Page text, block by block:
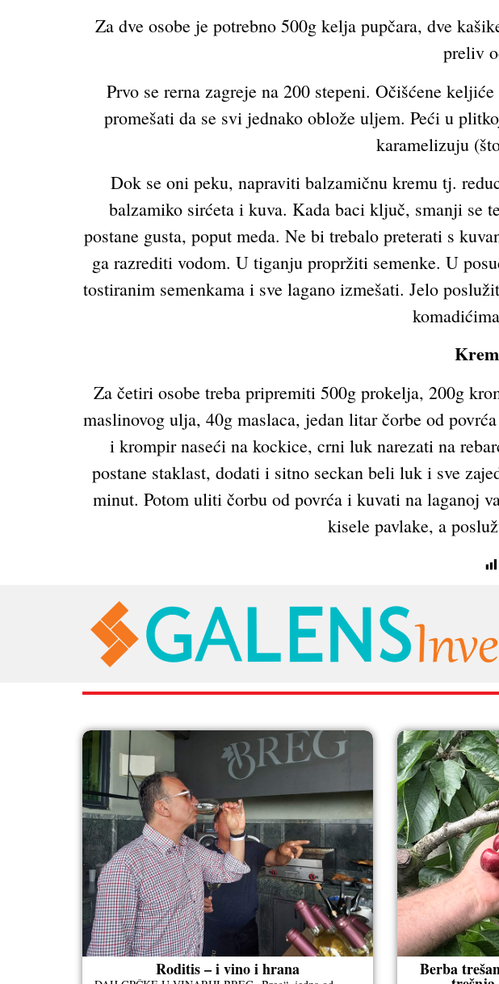
Za dve osobe je potrebno 500g kelja pupčara, dve
preliv
Prvo se rerna zagreje na 200 stepeni. Očišćene
promešati da se svi jednako oblože uljem. Peći u
karamelizuju
Dok se oni peku, napraviti balzamičnu kremu tj.
balzamiko sirćeta i kuva. Kada baci ključ, smanji se
postane gusta, poput meda. Ne bi trebalo preterati s
ga razrediti vodom. U tiganju propržiti semenke. U
tostiranim semenkama i sve lagano izmešati. Jelo
Za četiri osobe treba pripremiti 500g prokelja, 200g
maslinovog ulja, 40g maslaca, jedan litar čorbe od
i krompir naseći na kockice, crni luk narezati na
postane staklast, dodati i sitno seckan beli luk i sve
minut. Potom uliti čorbu od povrća i kuvati na laganoj
kisele pavlake, a
RAZNO
Roditis – i vino i hrana Berba